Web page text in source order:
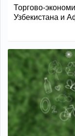
Торгово-
Узбекистана и